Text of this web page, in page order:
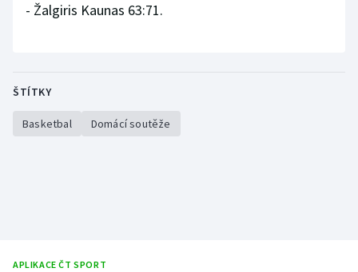
Rychlobruslení
Short track
- Žalgiris Kaunas 63:71.
ŠTÍTKY
Basketbal Domácí soutěže
APLIKACE ČT SPORT